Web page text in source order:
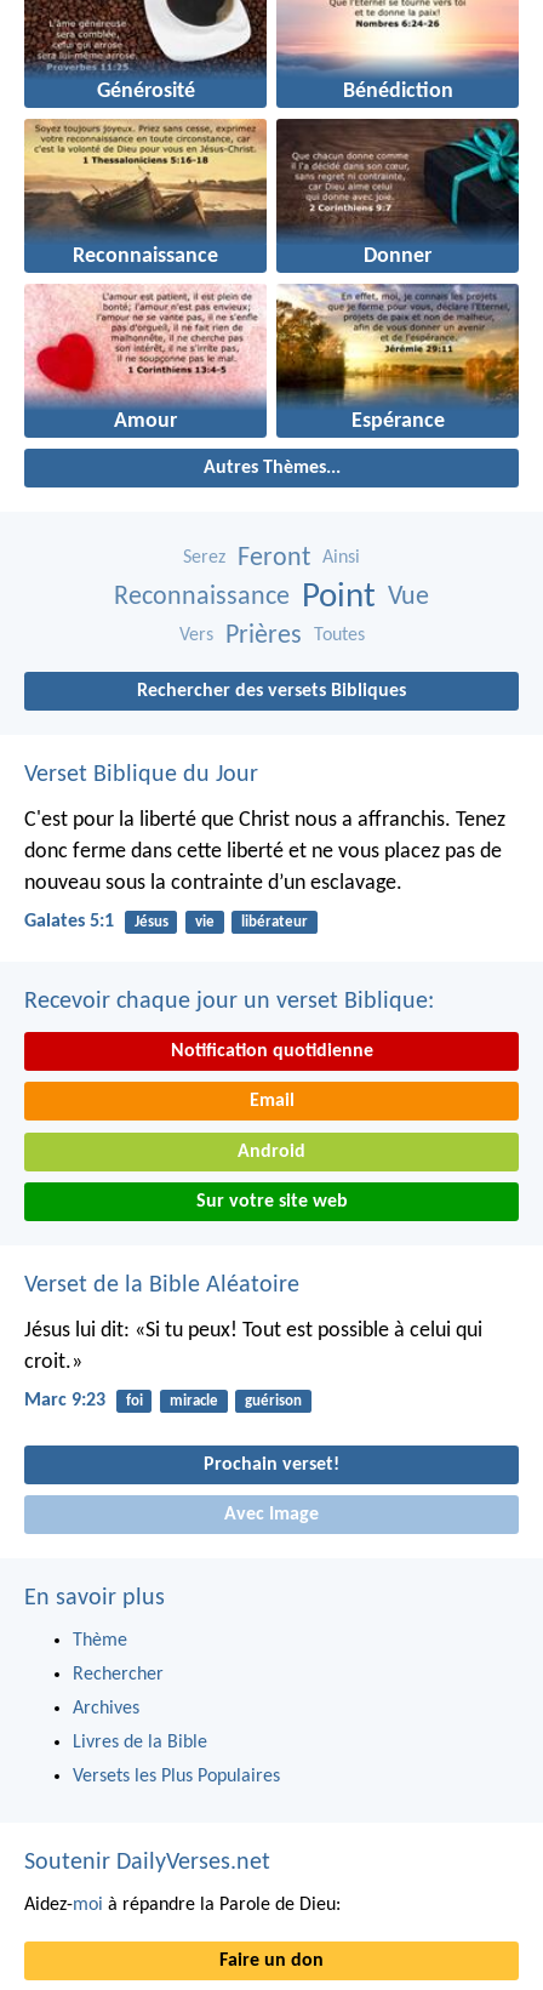
Générosité Bénédiction
Reconnaissance Donner
Amour Espérance
Autres Thèmes...
Serez Feront Ainsi
Reconnaissance Point Vue
Vers Prières Toutes
Rechercher des versets Bibliques
Verset Biblique du Jour
C'est pour la liberté que Christ nous a affranchis. Tenez
donc ferme dans cette liberté et ne vous placez pas de
nouveau sous la contrainte d’un esclavage.
Galates 5:1 Jésus vie libérateur
Recevoir chaque jour un verset Biblique:
Notification quotidienne
Email
Android
Sur votre site web
Verset de la Bible Aléatoire
Jésus lui dit: «Si tu peux! Tout est possible à celui qui
croit.»
Marc 9:23 foi miracle guérison
Prochain verset!
Avec Image
En savoir plus
Thème
Rechercher
Archives
Livres de la Bible
Versets les Plus Populaires
Soutenir DailyVerses.net
Aidez-moi à répandre la Parole de Dieu:
Faire un don